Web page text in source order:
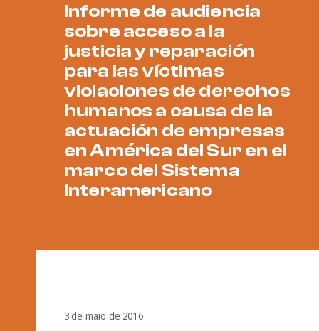
Informe de audiencia
sobre acceso a la
justicia y reparación
para las víctimas
violaciones de derechos
humanos a causa de la
actuación de empresas
en América del Sur en el
marco del Sistema
Interamericano
3 de maio de 2016